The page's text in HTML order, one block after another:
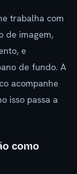
trabalha com
de imagem,
e
de fundo. A
acompanhe
isso passa a
como